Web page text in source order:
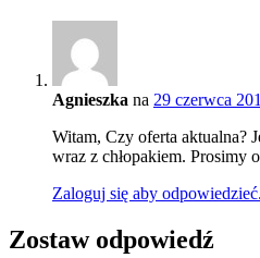
Agnieszka na 29 czerwca
Witam, Czy oferta aktualna?
wraz z chłopakiem. Prosimy
Zaloguj się aby odpowiedzieć.
Zostaw odpowiedź